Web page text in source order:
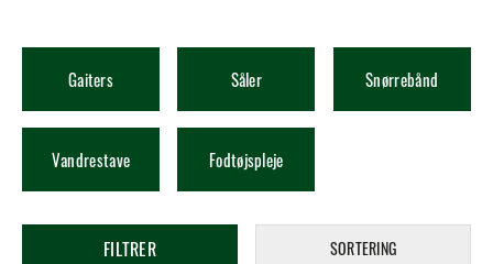
Gaiters Såler Snørrebånd
Vandrestave Fodtøjspleje
FILTRER SORTERING